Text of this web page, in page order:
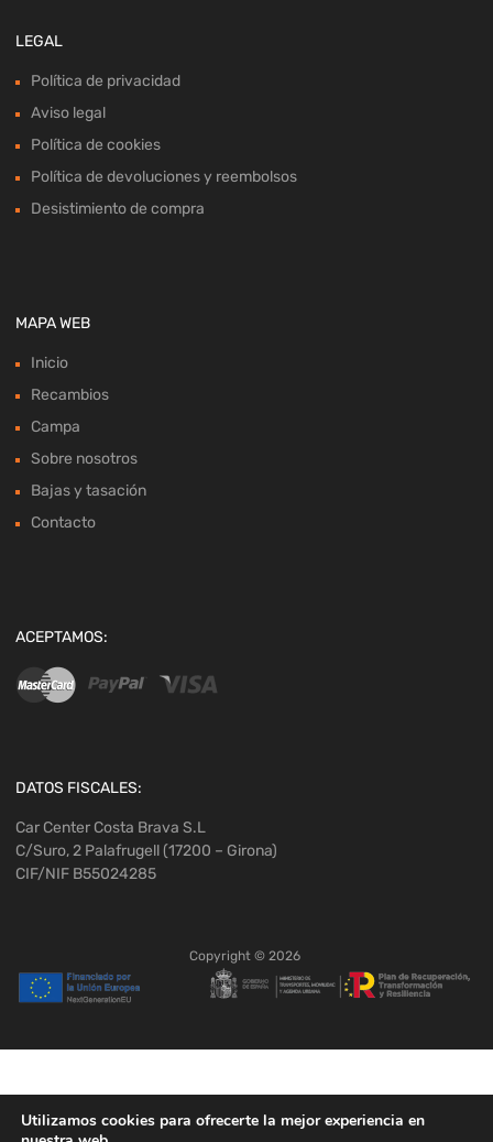
LEGAL
Política de privacidad
Aviso legal
Política de cookies
Política de devoluciones y reembolsos
Desistimiento de compra
MAPA WEB
Inicio
Recambios
Campa
Sobre nosotros
Bajas y tasación
Contacto
ACEPTAMOS:
DATOS FISCALES:
Car Center Costa Brava S.L
C/Suro, 2 Palafrugell (17200 – Girona)
CIF/NIF B55024285
Copyright © 2026
Utilizamos cookies para ofrecerte la mejor experiencia en